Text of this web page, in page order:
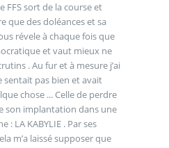
FFS sort de la course et
que des doléances et sa
révele à chaque fois que
et vaut mieux ne
. Au fur et à mesure j’ai
sentait pas bien et avait
chose ... Celle de perdre
son implantation dans une
: LA KABYLIE . Par ses
m’a laissé supposer que